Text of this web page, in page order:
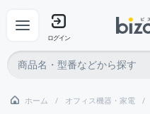
ログイン
ホーム オフィス機器・家電